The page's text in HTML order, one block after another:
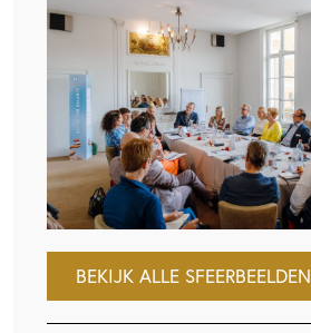
BEKIJK ALLE SFEERBEELDEN